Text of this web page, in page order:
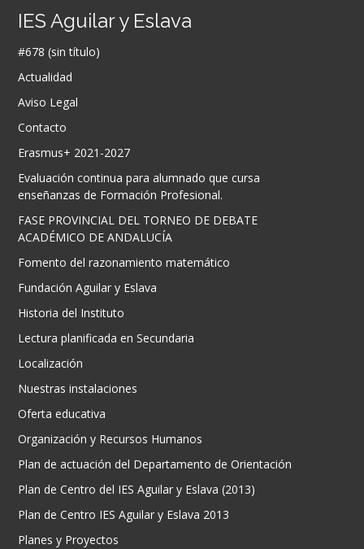
IES Aguilar y Eslava
#678 (sin título)
Actualidad
Aviso Legal
Contacto
Erasmus+ 2021-2027
Evaluación continua para alumnado que cursa
enseñanzas de Formación Profesional.
FASE PROVINCIAL DEL TORNEO DE DEBATE
ACADÉMICO DE ANDALUCÍA
Fomento del razonamiento matemático
Fundación Aguilar y Eslava
Historia del Instituto
Lectura planificada en Secundaria
Localización
Nuestras instalaciones
Oferta educativa
Organización y Recursos Humanos
Plan de actuación del Departamento de Orientación
Plan de Centro del IES Aguilar y Eslava (2013)
Plan de Centro IES Aguilar y Eslava 2013
Planes y Proyectos